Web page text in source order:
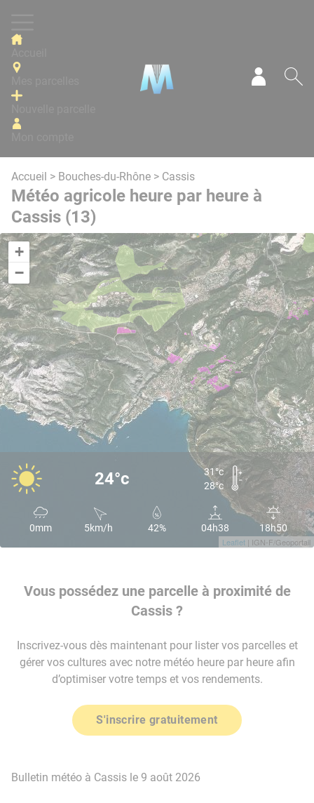
Accueil > Bouches-du-Rhône > Cassis
Météo agricole heure par heure à
Cassis (13)
+
−
Leaflet | IGN-F/Geoportail
24°c
31°c
28°c
0mm 5km/h 42% 04h38 18h50
Vous possédez une parcelle à proximité de
Cassis ?
Inscrivez-vous dès maintenant pour lister vos parcelles et
gérer vos cultures avec notre météo heure par heure afin
d’optimiser votre temps et vos rendements.
S'inscrire gratuitement
Bulletin météo à Cassis le 9 août 2026